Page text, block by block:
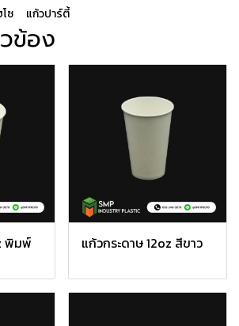
ซ แก้วปาร์ตี้
ข้อง
พิมพ์ แก้วกระดาษ 12oz สีขาว